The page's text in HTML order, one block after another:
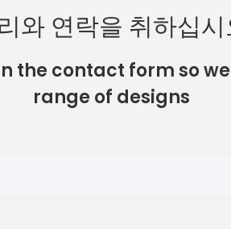
와 연락을 취하십시
the contact form so
range of designs